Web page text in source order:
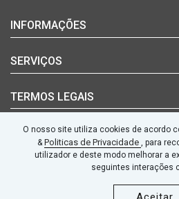
(+351)
(chamada
para
rede
nacional)
O nosso site utiliza cookies de acordo
&Politicas de Privacidade , para
utilizador e deste modo melhorar a
seguintes interações
INFORMAÇÕES
Marcas
Documentos Técnicos
Notícias
Blog
SERVIÇOS
Quem Somos
Contactos
TERMOS LEGAIS
Termos e Condições
Politicas de Privacidade
Livro de Reclamações
SEGUE-NOS